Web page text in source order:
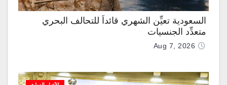
السعودية تعيِّن الشهري قائداً للتحالف البحري
متعدِّد الجنسيات
Aug 7, 2026